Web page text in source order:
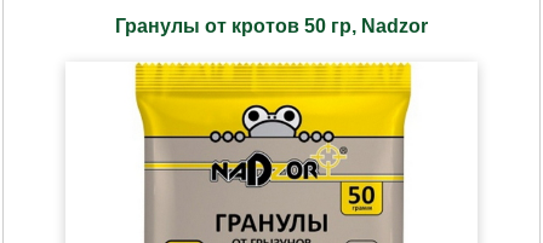
Гранулы от кротов 50 гр, Nadzor